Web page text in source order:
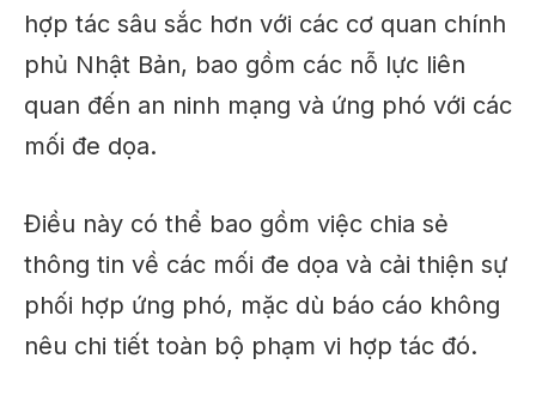
hợp tác sâu sắc hơn với các cơ quan chính
phủ Nhật Bản, bao gồm các nỗ lực liên
quan đến an ninh mạng và ứng phó với các
mối đe dọa.
Điều này có thể bao gồm việc chia sẻ
thông tin về các mối đe dọa và cải thiện sự
phối hợp ứng phó, mặc dù báo cáo không
nêu chi tiết toàn bộ phạm vi hợp tác đó.